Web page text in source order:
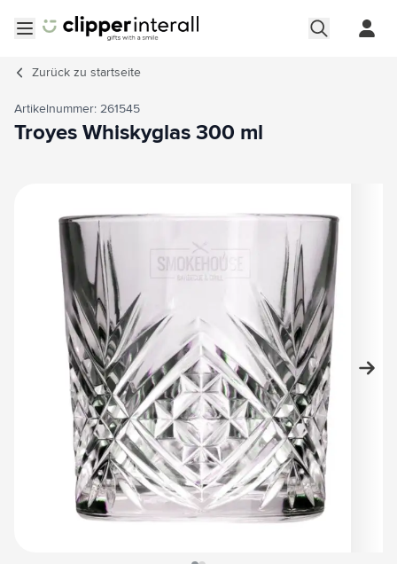
Zurück zu startseite
Artikelnummer: 261545
Troyes Whiskyglas 300 ml